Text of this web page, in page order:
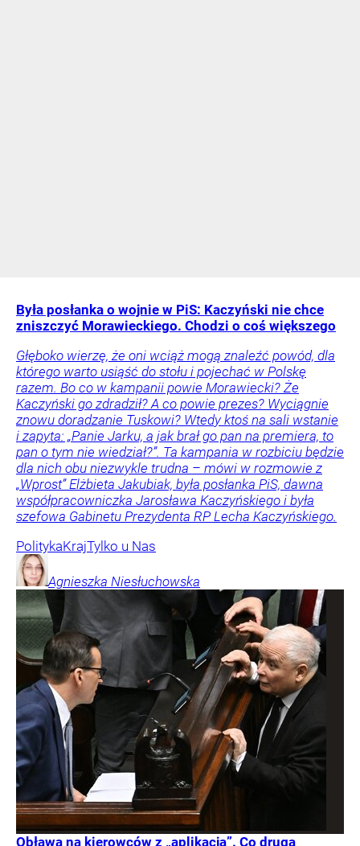
Była posłanka o wojnie w PiS: Kaczyński nie chce
zniszczyć Morawieckiego. Chodzi o coś większego
Głęboko wierzę, że oni wciąż mogą znaleźć powód, dla
którego warto usiąść do stołu i pojechać w Polskę
razem. Bo co w kampanii powie Morawiecki? Że
Kaczyński go zdradził? A co powie prezes? Wyciągnie
znowu doradzanie Tuskowi? Wtedy ktoś na sali wstanie
i zapyta: „Panie Jarku, a jak brał go pan na premiera, to
pan o tym nie wiedział?”. Ta kampania w rozbiciu będzie
dla nich obu niezwykle trudna – mówi w rozmowie z
„Wprost” Elżbieta Jakubiak, była posłanka PiS, dawna
współpracowniczka Jarosława Kaczyńskiego i była
szefowa Gabinetu Prezydenta RP Lecha Kaczyńskiego.
PolitykaKrajTylko u Nas
Agnieszka Niesłuchowska
Obława na kierowców z „aplikacją”. Co druga